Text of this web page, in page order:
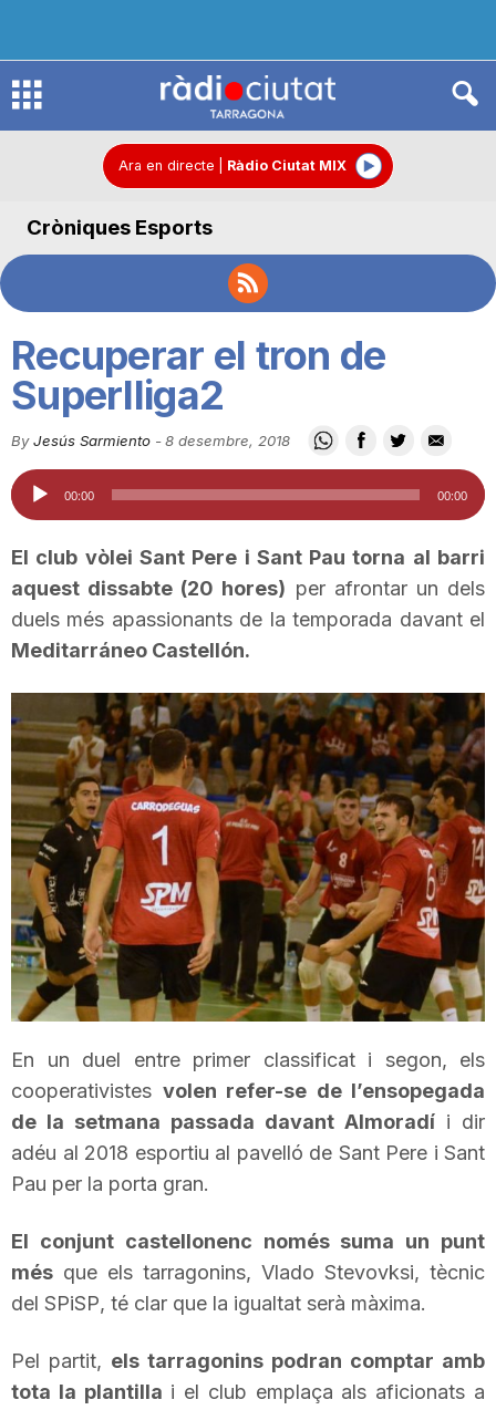
R
d
C
i
u
t
a
t
d
e
T
a
r
a
Ara en directe Ràdio Ciutat MIX
Cròniques Esports
Recuperar el tron de
Superlliga2
By Jesús Sarmiento -8 desembre, 2018
Reproductor
d'àudio
00:00 00:00
El club vòlei Sant Pere i Sant Pau torna al barri
aquest dissabte (20 hores) per afrontar un dels
duels més apassionants de la temporada davant el
Meditarráneo Castellón.
En un duel entre primer classificat i segon, els
cooperativistes volen refer-se de l’ensopegada
de la setmana passada davant Almoradí i dir
adéu al 2018 esportiu al pavelló de Sant Pere i Sant
Pau per la porta gran.
El conjunt castellonenc només suma un punt
més que els tarragonins, Vlado Stevovksi, tècnic
del SPiSP, té clar que la igualtat serà màxima.
Pel partit, els tarragonins podran comptar amb
tota la plantilla i el club emplaça als aficionats a